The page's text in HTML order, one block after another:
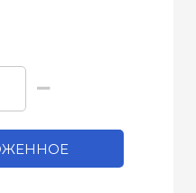
−